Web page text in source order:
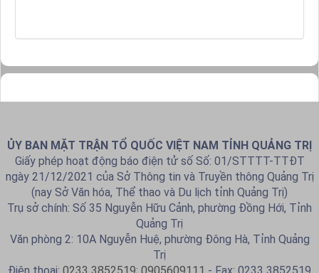
ỦY BAN MẶT TRẬN TỔ QUỐC VIỆT NAM TỈNH QUẢNG TRỊ
Giấy phép hoạt động báo điện tử số Số: 01/STTTT-TTĐT
ngày 21/12/2021 của Sở Thông tin và Truyền thông Quảng Trị
(nay Sở Văn hóa, Thể thao và Du lịch tỉnh Quảng Trị)
Trụ sở chính: Số 35 Nguyễn Hữu Cảnh, phường Đồng Hới, Tỉnh
Quảng Trị
Văn phòng 2: 10A Nguyễn Huệ, phường Đông Hà, Tỉnh Quảng
Trị